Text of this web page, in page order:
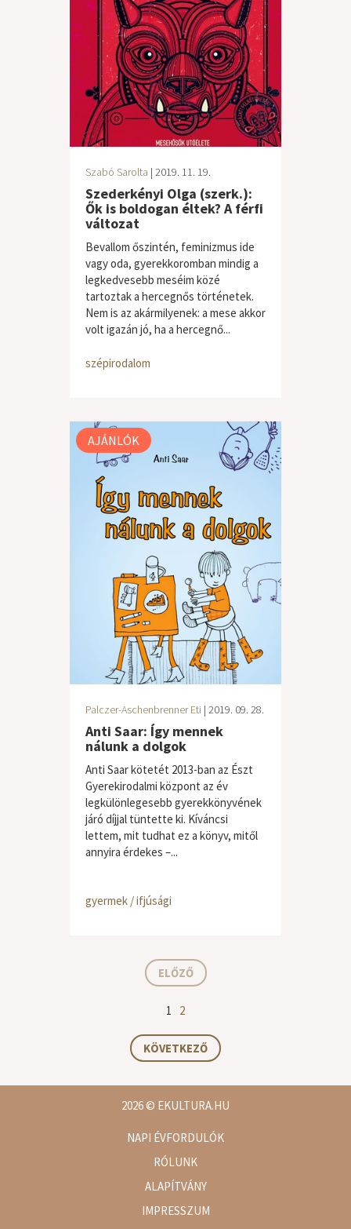
Szabó Sarolta | 2019. 11. 19.
Szederkényi Olga (szerk.):
Ők is boldogan éltek? A férfi
változat
Bevallom őszintén, feminizmus ide
vagy oda, gyerekkoromban mindig a
legkedvesebb meséim közé
tartoztak a hercegnős történetek.
Nem is az akármilyenek: a mese akkor
volt igazán jó, ha a hercegnő...
szépirodalom
AJÁNLÓK
Palczer-Aschenbrenner Eti | 2019. 09. 28.
Anti Saar: Így mennek
nálunk a dolgok
Anti Saar kötetét 2013-ban az Észt
Gyerekirodalmi központ az év
legkülönlegesebb gyerekkönyvének
járó díjjal tüntette ki. Kíváncsi
lettem, mit tudhat ez a könyv, mitől
annyira érdekes –...
gyermek / ifjúsági
ELŐZŐ
1 2
KÖVETKEZŐ
2026© EKULTURA.HU
NAPI ÉVFORDULÓK
RÓLUNK
ALAPÍTVÁNY
IMPRESSZUM